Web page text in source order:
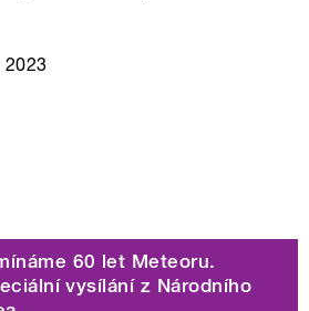
2023
60 let Meteoru.
vysílání z Národního